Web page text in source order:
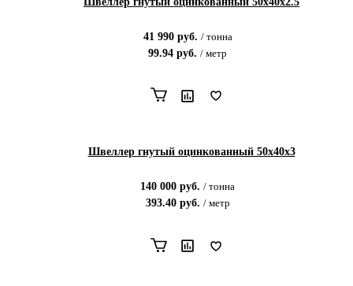
41 990руб. / тонна
99.94 руб. / метр
Швеллер гнутый оцинкованный 50х40х3
140 000 руб. / тонна
393.40руб. / метр